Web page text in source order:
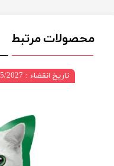
محصولات مرتبط
تاریخ انقضاء : 05/2027